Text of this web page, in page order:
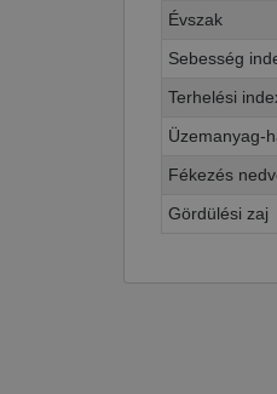
Évszak
Sebesség
Terhelési
Üzemanyag-
Fékezés
Gördülési zaj